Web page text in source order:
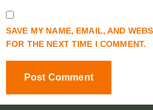
SAVE MY NAME, EMAIL, AND
FOR THE NEXT TIME I COMMENT.